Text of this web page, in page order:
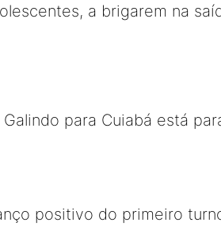
a brigarem na
para Cuiabá está
positivo do primeiro